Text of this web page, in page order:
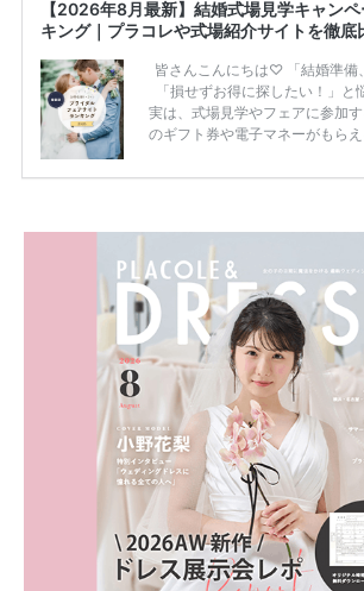
【2026年8月最新】結婚式場見学キャン
キング｜プラコレや式場紹介サイトを徹底
皆さんこんにちは♡ 「結婚準備
「損せずお得に探したい！」と
実は、式場見学やフェアに参加
のギフト券や電子マネーがもら
ため、比較せずに選ぶと損をし
内容：特典金額・条件・応募方
一番お得？」「プラコレの特典は
解決します。 まずは診断で候補
ング診断」か、体験型 […]